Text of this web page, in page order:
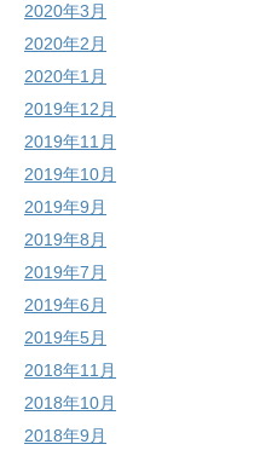
2020年3月
2020年2月
2020年1月
2019年12月
2019年11月
2019年10月
2019年9月
2019年8月
2019年7月
2019年6月
2019年5月
2018年11月
2018年10月
2018年9月